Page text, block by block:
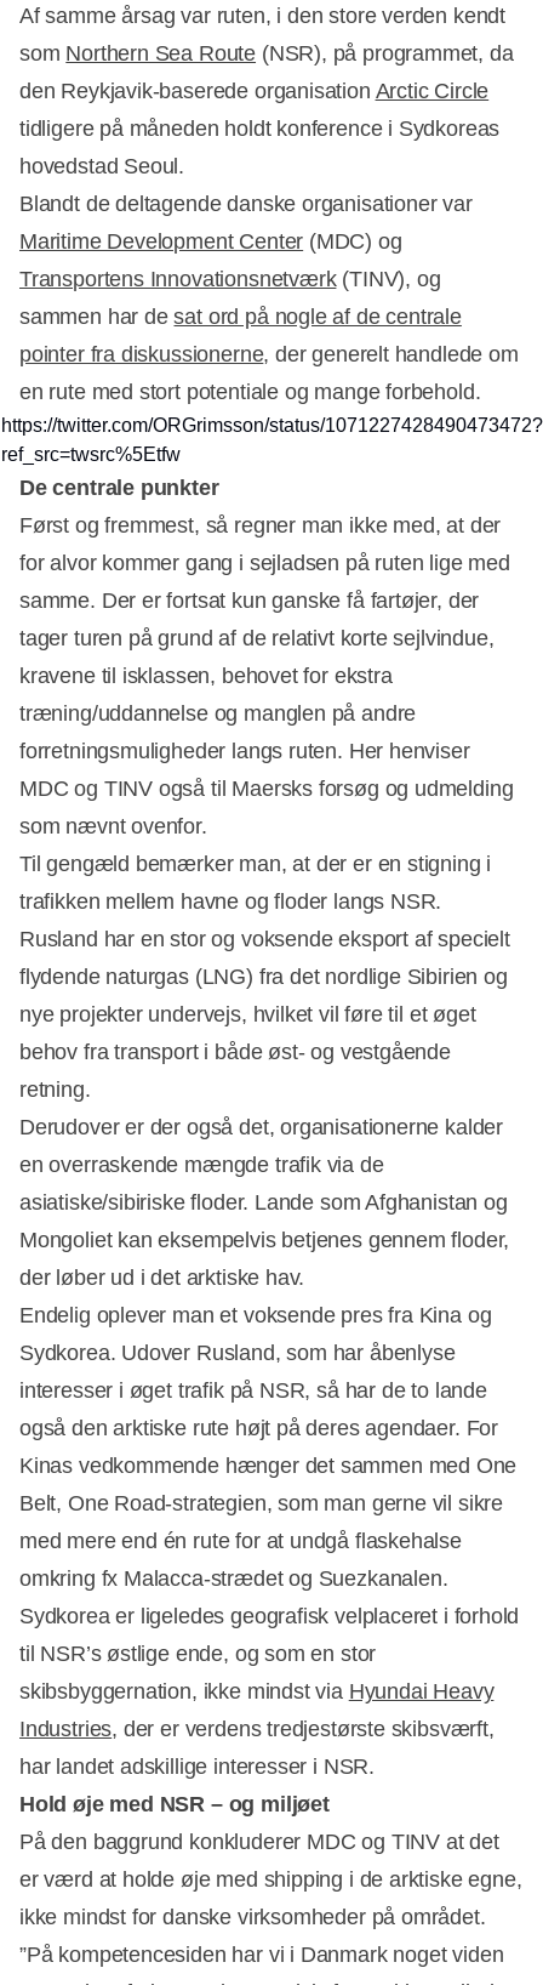
Af samme årsag var ruten, i den store verden kendt
som Northern Sea Route (NSR), på programmet, da
den Reykjavik-baserede organisation Arctic Circle
tidligere på måneden holdt konference i Sydkoreas
hovedstad Seoul.
Blandt de deltagende danske organisationer var
Maritime Development Center (MDC) og
Transportens Innovationsnetværk(TINV), og
sammen har desat ord på nogle af de centrale
pointer fra diskussionerne, der generelt handlede om
en rute med stort potentiale og mange forbehold.
https://twitter.com/ORGrimsson/status/1071227428490473472?
ref_src=twsrc%5Etfw
De centrale punkter
Først og fremmest, så regner man ikke med, at der
for alvor kommer gang i sejladsen på ruten lige med
samme. Der er fortsat kun ganske få fartøjer, der
tager turen på grund af de relativt korte sejlvindue,
kravene til isklassen, behovet for ekstra
træning/uddannelse og manglen på andre
forretningsmuligheder langs ruten. Her henviser
MDC og TINV også til Maersks forsøg og udmelding
som nævnt ovenfor.
Til gengæld bemærker man, at der er en stigning i
trafikken mellem havne og floder langs NSR.
Rusland har en stor og voksende eksport af specielt
flydende naturgas (LNG) fra det nordlige Sibirien og
nye projekter undervejs, hvilket vil føre til et øget
behov fra transport i både øst- og vestgående
retning.
Derudover er der også det, organisationerne kalder
en overraskende mængde trafik via de
asiatiske/sibiriske floder. Lande som Afghanistan og
Mongoliet kan eksempelvis betjenes gennem floder,
der løber ud i det arktiske hav.
Endelig oplever man et voksende pres fra Kina og
Sydkorea. Udover Rusland, som har åbenlyse
interesser i øget trafik på NSR, så har de to lande
også den arktiske rute højt på deres agendaer. For
Kinas vedkommende hænger det sammen med One
Belt, One Road-strategien, som man gerne vil sikre
med mere end én rute for at undgå flaskehalse
omkring fx Malacca-strædet og Suezkanalen.
Sydkorea er ligeledes geografisk velplaceret i forhold
til NSR’s østlige ende, og som en stor
skibsbyggernation, ikke mindst via Hyundai Heavy
Industries, der er verdens tredjestørste skibsværft,
har landet adskillige interesser i NSR.
Hold øje med NSR – og miljøet
På den baggrund konkluderer MDC og TINV at det
er værd at holde øje med shipping i de arktiske egne,
ikke mindst for danske virksomheder på området.
”På kompetencesiden har vi i Danmark noget viden